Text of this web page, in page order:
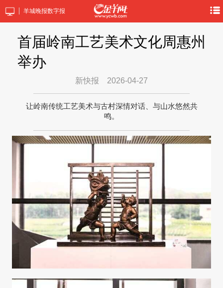
羊城晚报数字报
首届岭南工艺美术文化周惠州
举办
新快报 2026-04-27
让岭南传统工艺美术与古村深情对话、与山水悠然共
鸣。